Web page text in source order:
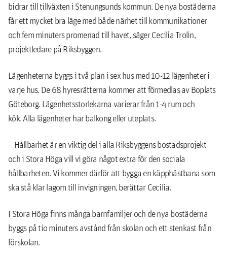
bidrar till tillväxten i Stenungsunds kommun. De nya bostäderna
får ett mycket bra läge med både närhet till kommunikationer
och fem minuters promenad till havet, säger Cecilia Trolin,
projektledare på Riksbyggen.
Lägenheterna byggs i två plan i sex hus med 10-12 lägenheter i
varje hus. De 68 hyresrätterna kommer att förmedlas av Boplats
Göteborg. Lägenhetsstorlekarna varierar från 1-4 rum och
kök. Alla lägenheter har balkong eller uteplats.
– Hållbarhet är en viktig del i alla Riksbyggens bostadsprojekt
och i Stora Höga vill vi göra något extra för den sociala
hållbarheten. Vi kommer därför att bygga en käpphästbana som
ska stå klar lagom till invigningen, berättar Cecilia.
I Stora Höga finns många barnfamiljer och de nya bostäderna
byggs på tio minuters avstånd från skolan och ett stenkast från
förskolan.